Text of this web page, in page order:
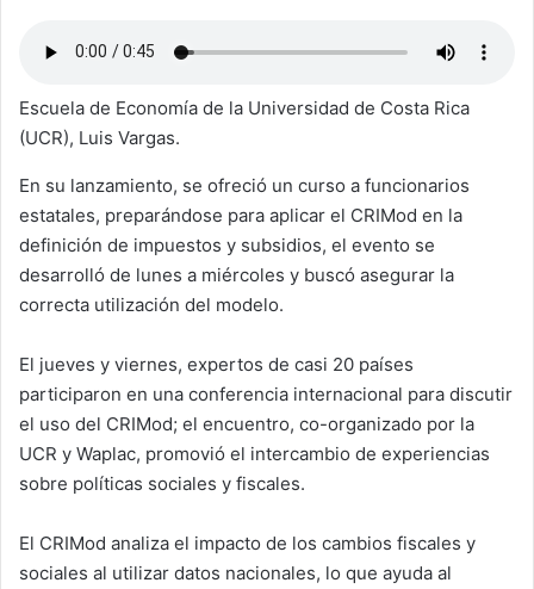
Escuela de Economía de la Universidad de Costa Rica
(UCR), Luis Vargas.
En su lanzamiento, se ofreció un curso a funcionarios
estatales, preparándose para aplicar el CRIMod en la
definición de impuestos y subsidios, el evento se
desarrolló de lunes a miércoles y buscó asegurar la
correcta utilización del modelo.
El jueves y viernes, expertos de casi 20 países
participaron en una conferencia internacional para discutir
el uso del CRIMod; el encuentro, co-organizado por la
UCR y Waplac, promovió el intercambio de experiencias
sobre políticas sociales y fiscales.
El CRIMod analiza el impacto de los cambios fiscales y
sociales al utilizar datos nacionales, lo que ayuda al